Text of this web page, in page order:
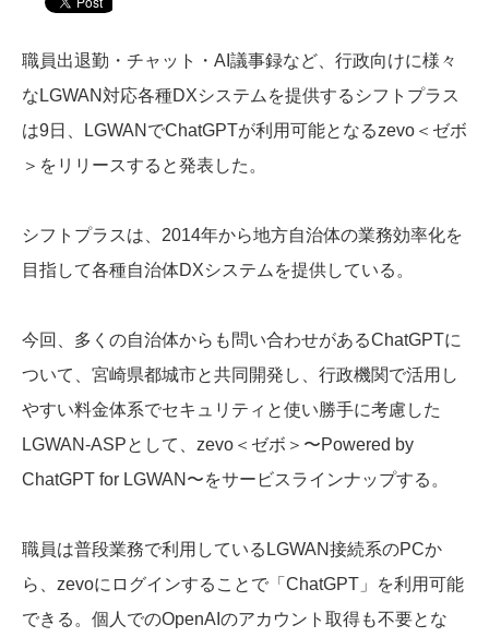
職員出退勤・チャット・AI議事録など、行政向けに様々
なLGWAN対応各種DXシステムを提供するシフトプラス
は9日、LGWANでChatGPTが利用可能となるzevo＜ゼボ
＞をリリースすると発表した。
シフトプラスは、2014年から地方自治体の業務効率化を
目指して各種自治体DXシステムを提供している。
今回、多くの自治体からも問い合わせがあるChatGPTに
ついて、宮崎県都城市と共同開発し、行政機関で活用し
やすい料金体系でセキュリティと使い勝手に考慮した
LGWAN-ASPとして、zevo＜ゼボ＞〜Powered by
ChatGPT for LGWAN〜をサービスラインナップする。
職員は普段業務で利用しているLGWAN接続系のPCか
ら、zevoにログインすることで「ChatGPT」を利用可能
できる。個人でのOpenAIのアカウント取得も不要とな